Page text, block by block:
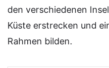
den verschiedenen
Küste erstrecken und
Rahmen bilden.